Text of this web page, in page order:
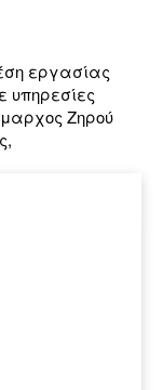
εργασίας
υπηρεσίες
Ζηρού